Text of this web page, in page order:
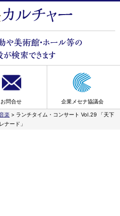
お問合せ
企業メセナ協議会
楽 > ランチタイム・コンサート Vol.29 「天下
ナード」